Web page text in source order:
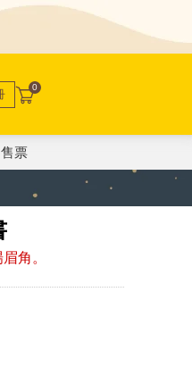
0
售票
角。